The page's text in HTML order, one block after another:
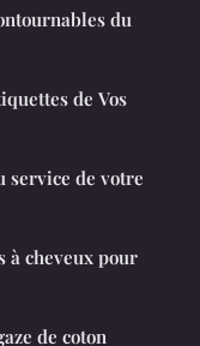
du
de Vos
service de votre
à cheveux pour
de coton